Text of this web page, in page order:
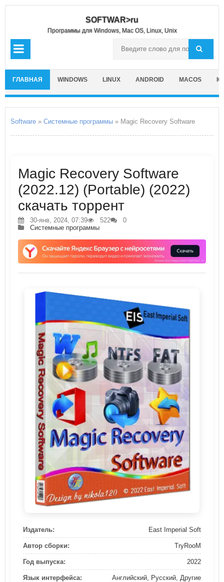
SOFTWAR>ru
Программы для Windows, Mac OS, Linux, Unix
ГЛАВНАЯ WINDOWS LINUX ANDROID MACOS
Software » Системные программы » Magic Recovery Software
Magic Recovery Software
(2022.12) (Portable) (2022)
скачать торрент
30-янв, 2024, 07:39 522
0
Системные программы
Издатель: East Imperial Soft
Автор сборки: TryRooM
Год выпуска: 2022
Язык интерфейса: Английский, Русский, Другие